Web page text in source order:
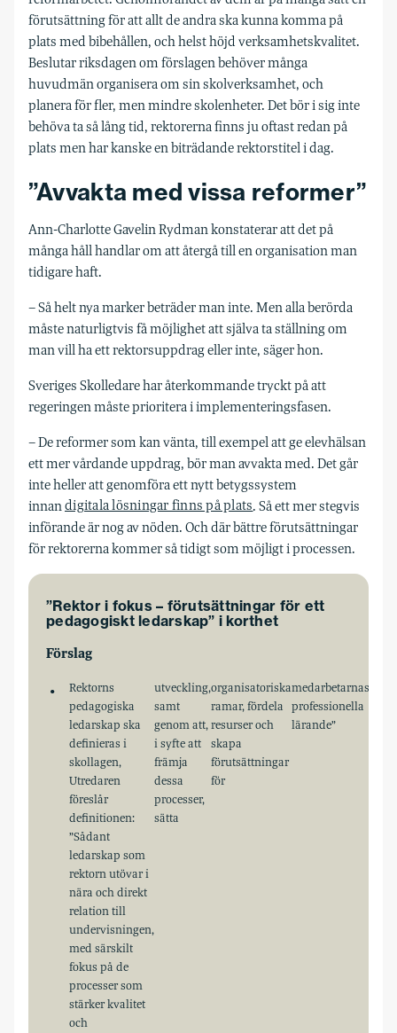
förutsättning för att allt de andra ska kunna komma på
plats med bibehållen, och helst höjd verksamhetskvalitet.
Beslutar riksdagen om förslagen behöver många
huvudmän organisera om sin skolverksamhet, och
planera för fler, men mindre skolenheter. Det bör i sig inte
behöva ta så lång tid, rektorerna finns ju oftast redan på
plats men har kanske en biträdande rektorstitel i dag.
”Avvakta med vissa reformer”
Ann-Charlotte Gavelin Rydman konstaterar att det på
många håll handlar om att återgå till en organisation man
tidigare haft.
– Så helt nya marker beträder man inte. Men alla berörda
måste naturligtvis få möjlighet att själva ta ställning om
man vill ha ett rektorsuppdrag eller inte, säger hon.
Sveriges Skolledare har återkommande tryckt på att
regeringen måste prioritera i implementeringsfasen.
– De reformer som kan vänta, till exempel att ge elevhälsan
ett mer vårdande uppdrag, bör man avvakta med. Det går
inte heller att genomföra ett nytt betygssystem
innandigitala lösningar finns på plats. Så ett mer stegvis
införande är nog av nöden. Och där bättre förutsättningar
för rektorerna kommer så tidigt som möjligt i processen.
”Rektor i fokus – förutsättningar för ett
pedagogiskt ledarskap” i korthet
Förslag
Rektorns
pedagogiska
ledarskap ska
definieras i
skollagen,
Utredaren
föreslår
definitionen:
”Sådant
ledarskap som
rektorn utövar i
nära och direkt
relation till
undervisningen,
med särskilt
fokus på de
processer som
stärker kvalitet
och
utveckling,
samt
genom att,
i syfte att
främja
dessa
processer,
sätta
organisatoriska
ramar, fördela
resurser och
skapa
förutsättningar
för
medarbetarnas
professionella
lärande”